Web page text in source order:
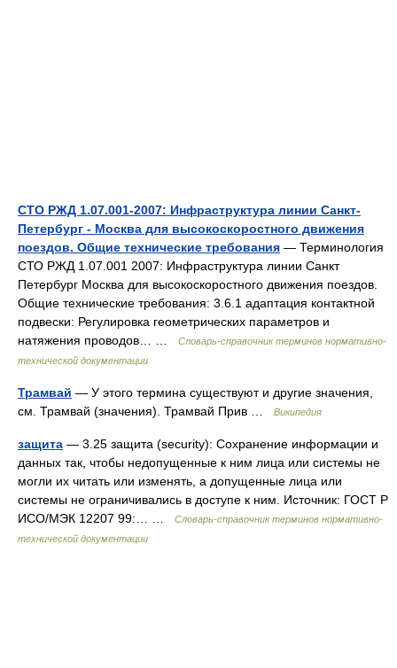
СТО РЖД 1.07.001-2007: Инфраструктура линии Санкт-
Петербург - Москва для высокоскоростного движения
поездов. Общие технические требования — Терминология
СТО РЖД 1.07.001 2007: Инфраструктура линии Санкт
Петербург Москва для высокоскоростного движения поездов.
Общие технические требования: 3.6.1 адаптация контактной
подвески: Регулировка геометрических параметров и
натяжения проводов… …
Словарь-справочник терминов нормативно-
технической документации
Трамвай — У этого термина существуют и другие значения,
см. Трамвай (значения). Трамвай Прив …
Википедия
защита — 3.25 защита (security): Сохранение информации и
данных так, чтобы недопущенные к ним лица или системы не
могли их читать или изменять, а допущенные лица или
системы не ограничивались в доступе к ним. Источник: ГОСТ Р
ИСО/МЭК 12207 99:… …
Словарь-справочник терминов нормативно-
технической документации